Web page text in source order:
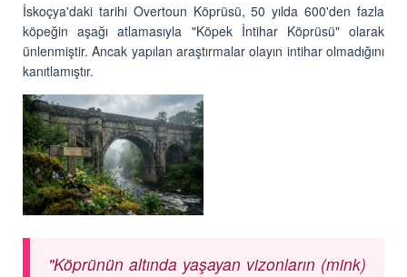
İskoçya'daki tarihi Overtoun Köprüsü, 50 yılda 600'den fazla
köpeğin aşağı atlamasıyla "Köpek İntihar Köprüsü" olarak
ünlenmiştir. Ancak yapılan araştırmalar olayın intihar olmadığını
kanıtlamıştır.
"Köprünün altında yaşayan vizonların (mink)